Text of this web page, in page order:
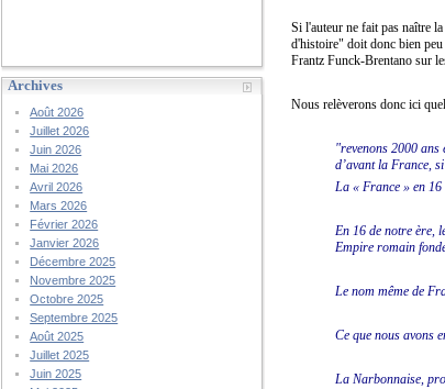
Archives
Août 2026
Juillet 2026
Juin 2026
Mai 2026
Avril 2026
Mars 2026
Février 2026
Janvier 2026
Décembre 2025
Novembre 2025
Octobre 2025
Septembre 2025
Août 2025
Juillet 2025
Juin 2025
Si l'auteur ne fait pas naître
d'histoire" doit donc bien
Frantz Funck-Brentano sur
Nous relèverons donc ici
"revenons 2000 ans
d’avant la France,
La « France » en
En 16 de notre ère,
Empire romain
Le nom même de
Ce que nous avons
La Narbonnaise,